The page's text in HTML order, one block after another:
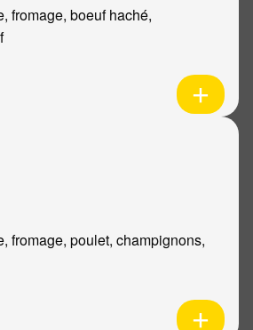
fromage, boeuf haché,
fromage, poulet, champignons,